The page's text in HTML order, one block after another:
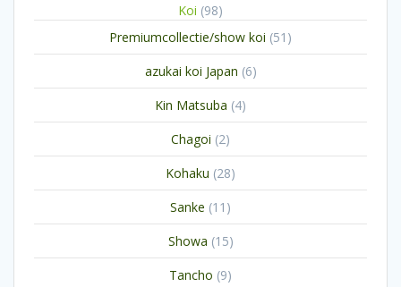
Koi 9898
producten
Premiumcollectie/show koi 51 51
producten
azukai koi Japan 66
producten
Kin Matsuba 44
producten
Chagoi 22
producten
Kohaku 2828
producten
Sanke 11 11
producten
Showa 1515
producten
Tancho 99